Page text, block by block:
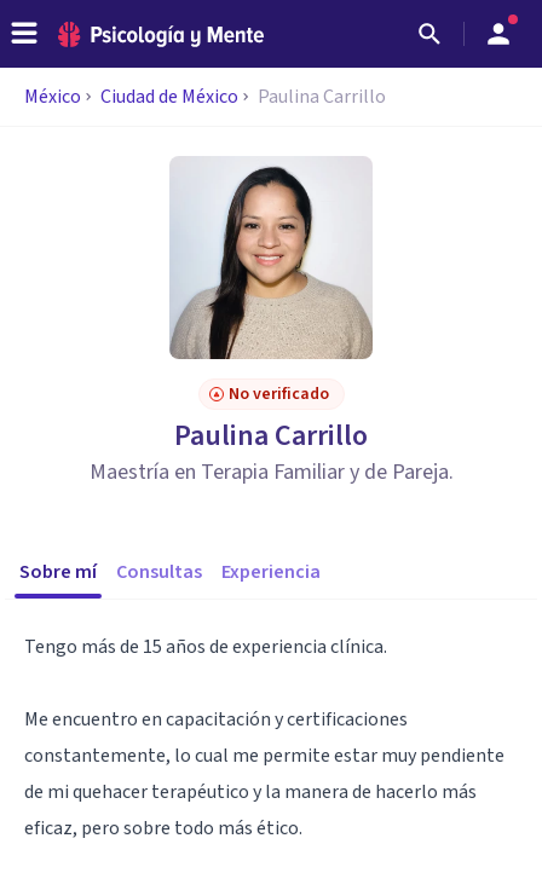
México Ciudad de México Paulina Carrillo
No verificado
Paulina Carrillo
Maestría en Terapia Familiar y de Pareja.
Sobre mí Consultas Experiencia
Tengo más de 15 años de experiencia clínica.
Me encuentro en capacitación y certificaciones
constantemente, lo cual me permite estar muy pendiente
de mi quehacer terapéutico y la manera de hacerlo más
eficaz, pero sobre todo más ético.